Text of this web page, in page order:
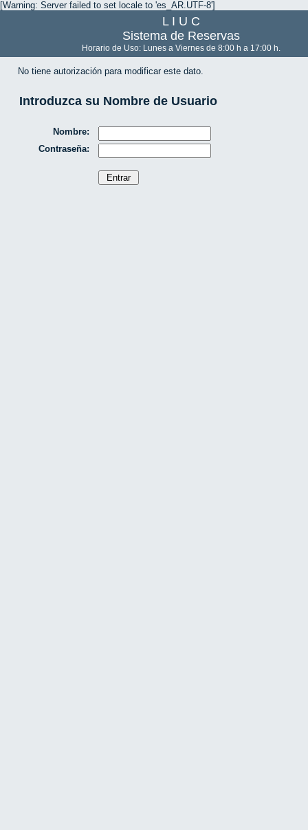
[Warning: Server failed to set locale to 'es_AR.UTF-8']
L I U C
Sistema de Reservas
Horario de Uso: Lunes a Viernes de 8:00 h a 17:00 h.
No tiene autorización para modificar este dato.
Introduzca su Nombre de Usuario
Nombre:
Contraseña: